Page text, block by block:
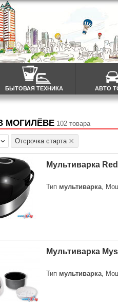
БЫТОВАЯ ТЕХНИКА АВТО
МОГИЛЁВЕ 102 товара
Отсрочка старта
Мультиварка
Тип мультиварка,
Мультиварка
Тип мультиварка,